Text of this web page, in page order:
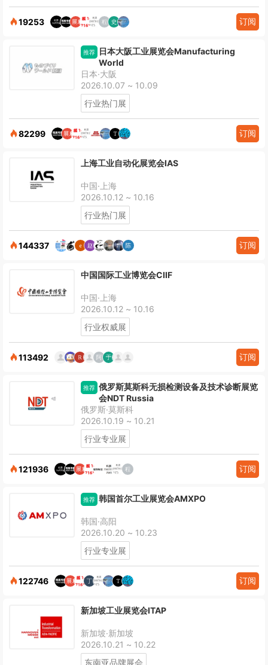
19253 订阅
推荐
日本大阪工业展览会Manufacturing
World
日本·大阪
2026.10.07 ~ 10.09
行业热门展
82299 订阅
上海工业自动化展览会IAS
中国·上海
2026.10.12 ~ 10.16
行业热门展
144337 订阅
中国国际工业博览会CIIF
中国·上海
2026.10.12 ~ 10.16
行业权威展
113492 订阅
推荐 俄罗斯莫斯科无损检测设备及技术诊断展览
会NDT Russia
俄罗斯·莫斯科
2026.10.19 ~ 10.21
行业专业展
121936 订阅
推荐 韩国首尔工业展览会AMXPO
韩国·高阳
2026.10.20 ~ 10.23
行业专业展
122746 订阅
新加坡工业展览会ITAP
新加坡·新加坡
2026.10.21 ~ 10.22
东南亚品牌展会